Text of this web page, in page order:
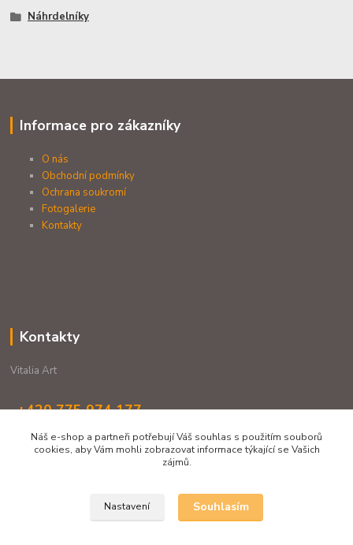
Náhrdelníky
Informace pro zákazníky
O nás
Obchodní podmínky
Ochrana soukromí
Fotogalerie
Kontakty
Kontakty
Vitalia Art
+420 775 974 177
vitaliaartshop@gmail.com
Náš e-shop a partneři potřebují Váš souhlas s použitím souborů
cookies, aby Vám mohli zobrazovat informace týkající se Vašich
zájmů.
Nastavení Souhlasím